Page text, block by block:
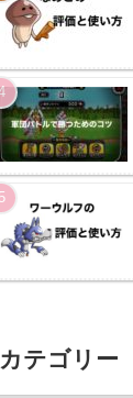
カテゴリー